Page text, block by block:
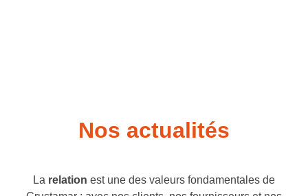
Nos actualités
La relation est une des valeurs fondamentales de